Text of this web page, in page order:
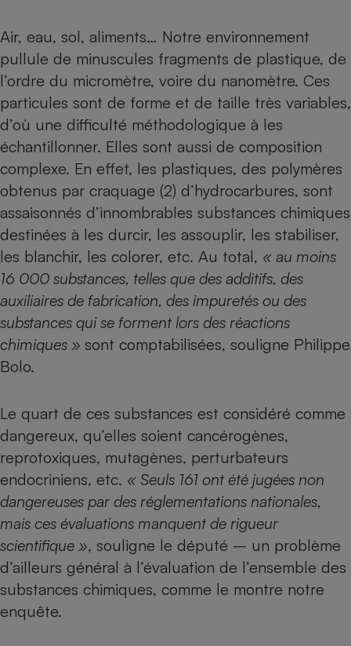
Air, eau, sol, aliments… Notre environnement
pullule de minuscules fragments de plastique, de
l’ordre du micromètre, voire du nanomètre. Ces
particules sont de forme et de taille très variables,
d’où une difficulté méthodologique à les
échantillonner. Elles sont aussi de composition
complexe. En effet, les plastiques, des polymères
obtenus par craquage (2) d’hydrocarbures, sont
assaisonnés d’innombrables substances chimiques
destinées à les durcir, les assouplir, les stabiliser,
les blanchir, les colorer, etc. Au total, « au moins
16 000 substances, telles que des additifs, des
auxiliaires de fabrication, des impuretés ou des
substances qui se forment lors des réactions
chimiques » sont comptabilisées, souligne Philippe
Bolo.
Le quart de ces substances est considéré comme
dangereux, qu’elles soient cancérogènes,
reprotoxiques, mutagènes, perturbateurs
endocriniens, etc. « Seuls 161 ont été jugées non
dangereuses par des réglementations nationales,
mais ces évaluations manquent de rigueur
scientifique », souligne le député – un problème
d’ailleurs général à l’évaluation de l’ensemble des
substances chimiques, comme le montre notre
enquête.